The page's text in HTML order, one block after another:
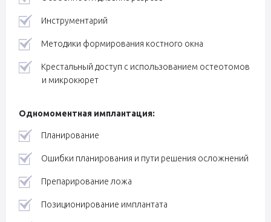
Инструментарий
Методики формирования костного окна
Крестальный доступ с использованием остеотомов
и микрокюрет
Одномоментная имплантация:
Планирование
Ошибки планирования и пути решения осложнений
Препарирование ложа
Позиционирование имплантата